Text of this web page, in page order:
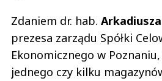
Zdaniem dr. hab. Arkadiusza
prezesa zarządu Spółki
Ekonomicznego w
jednego czy kilku